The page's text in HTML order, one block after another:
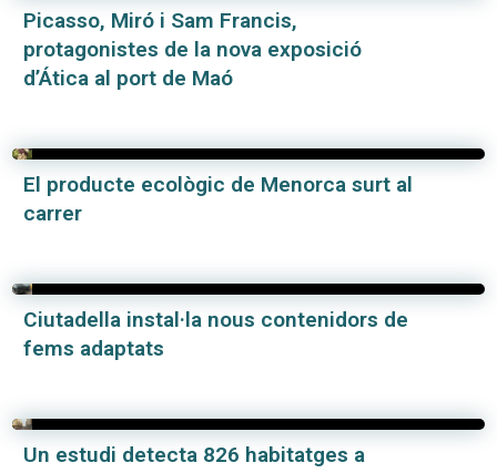
Picasso, Miró i Sam Francis,
protagonistes de la nova exposició
d’Ática al port de Maó
El producte ecològic de Menorca surt al
carrer
Ciutadella instal·la nous contenidors de
fems adaptats
Un estudi detecta 826 habitatges a